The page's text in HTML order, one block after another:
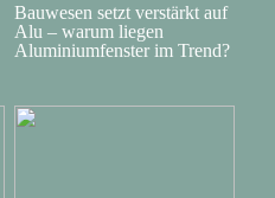
Bauwesen setzt verstärkt auf
Alu – warum liegen
Aluminiumfenster im Trend?